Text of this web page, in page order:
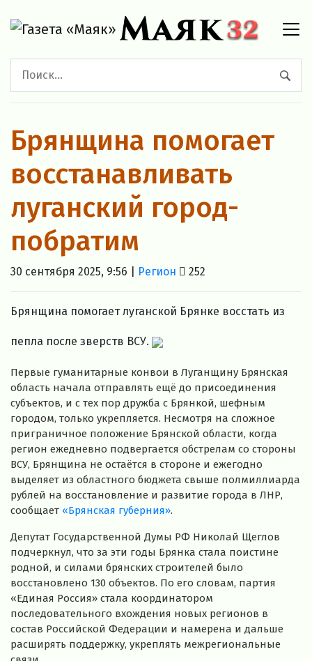
Брянщина помогает
восстанавливать
луганский город-
побратим
30 сентября 2025, 9:56 | Регион 252
Брянщина помогает луганской Брянке восстать из
пепла после зверств ВСУ.
Первые гуманитарные конвои в Луганщину Брянская
область начала отправлять ещё до присоединения
субъектов, и с тех пор дружба с Брянкой, шефным
городом, только укрепляется. Несмотря на сложное
приграничное положение Брянской области, когда
регион ежедневно подвергается обстрелам со стороны
ВСУ, Брянщина не остаётся в стороне и ежегодно
выделяет из областного бюджета свыше полмиллиарда
рублей на восстановление и развитие города в ЛНР,
сообщает «Брянская губерния».
Депутат Государственной Думы РФ Николай Щеглов
подчеркнул, что за эти годы Брянка стала поистине
родной, и силами брянских строителей было
восстановлено 130 объектов. По его словам, партия
«Единая Россия» стала координатором
последовательного вхождения новых регионов в
состав Российской Федерации и намерена и дальше
расширять поддержку, укреплять межрегиональные